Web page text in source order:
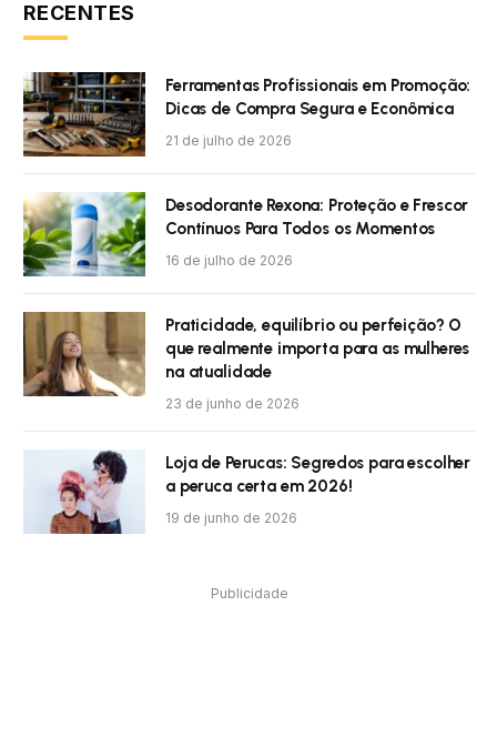
RECENTES
Ferramentas Profissionais em Promoção:
Dicas de Compra Segura e Econômica
21 de julho de 2026
Desodorante Rexona: Proteção e Frescor
Contínuos Para Todos os Momentos
16 de julho de 2026
Praticidade, equilíbrio ou perfeição? O
que realmente importa para as mulheres
na atualidade
23 de junho de 2026
Loja de Perucas: Segredos para escolher
a peruca certa em 2026!
19 de junho de 2026
Publicidade